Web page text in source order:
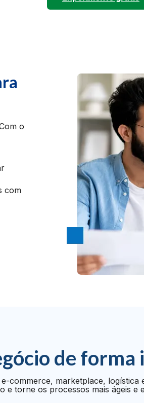
o
com
de forma
commerce, marketplace, logística
e torne os processos mais ágeis e